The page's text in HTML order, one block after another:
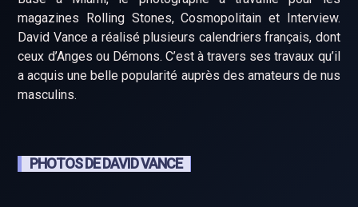
magazines Rolling Stones, Cosmopolitain et Interview.
David Vance a réalisé plusieurs calendriers français, dont
ceux d’Anges ou Démons. C’est à travers ses travaux qu’il
a acquis une belle popularité auprès des amateurs de nus
masculins.
PHOTOS DE DAVID VANCE